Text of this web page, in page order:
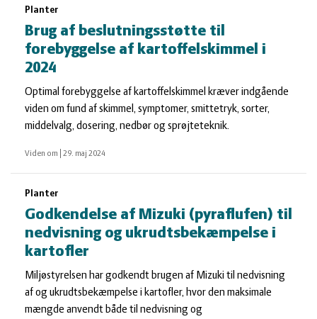
Planter
Brug af beslutningsstøtte til
forebyggelse af kartoffelskimmel i
2024
Optimal forebyggelse af kartoffelskimmel kræver indgående
viden om fund af skimmel, symptomer, smittetryk, sorter,
middelvalg, dosering, nedbør og sprøjteteknik.
Viden om 29. maj 2024
Planter
Godkendelse af Mizuki (pyraflufen) til
nedvisning og ukrudtsbekæmpelse i
kartofler
Miljøstyrelsen har godkendt brugen af Mizuki til nedvisning
af og ukrudtsbekæmpelse i kartofler, hvor den maksimale
mængde anvendt både til nedvisning og